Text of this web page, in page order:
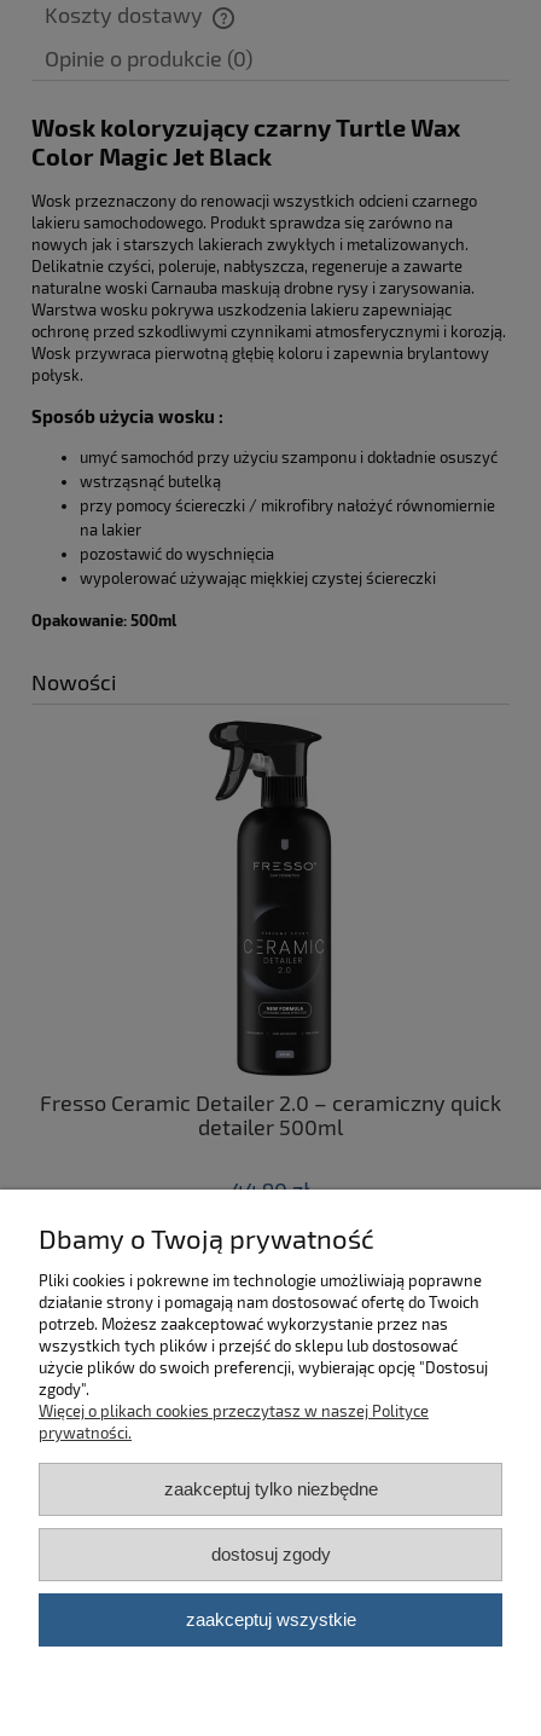
Koszty dostawy
Cena nie zawiera ewentualnych kosztów płatności
Opinie o produkcie (0)
Wosk koloryzujący czarny Turtle Wax
Color Magic Jet Black
Wosk przeznaczony do renowacji wszystkich odcieni czarnego
lakieru samochodowego. Produkt sprawdza się zarówno na
nowych jak i starszych lakierach zwykłych i metalizowanych.
Delikatnie czyści, poleruje, nabłyszcza, regeneruje a zawarte
naturalne woski Carnauba maskują drobne rysy i zarysowania.
Warstwa wosku pokrywa uszkodzenia lakieru zapewniając
ochronę przed szkodliwymi czynnikami atmosferycznymi i korozją.
Wosk przywraca pierwotną głębię koloru i zapewnia brylantowy
połysk.
Sposób użycia wosku :
umyć samochód przy użyciu szamponu i dokładnie osuszyć
wstrząsnąć butelką
przy pomocy ściereczki / mikrofibry nałożyć równomiernie
na lakier
pozostawić do wyschnięcia
wypolerować używając miękkiej czystej ściereczki
Opakowanie: 500ml
Nowości
Fresso Ceramic Detailer 2.0 – ceramiczny quick
detailer 500ml
44,90 zł
do koszyka
SKLEP
MOJE KONTO
BĄDŹ NA BIEŻĄCO!
Kosmetyki samochodowe Automotive Care©2026 | PlatformaShoper
pokaż pełną wersję strony
Dbamy o Twoją prywatność
Pliki cookies i pokrewne im technologie umożliwiają poprawne
działanie strony i pomagają nam dostosować ofertę do Twoich
potrzeb. Możesz zaakceptować wykorzystanie przez nas
wszystkich tych plików i przejść do sklepu lub dostosować
użycie plików do swoich preferencji, wybierając opcję "Dostosuj
zgody".
Więcej o plikach cookies przeczytasz w naszej Polityce
prywatności.
zaakceptuj tylko niezbędne
dostosuj zgody
zaakceptuj wszystkie